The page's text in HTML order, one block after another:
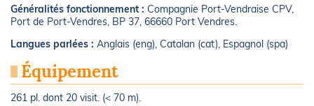
Généralités fonctionnement : Compagnie Port-Vendraise CPV,
Port de Port-Vendres, BP 37, 66660 Port Vendres.
Langues parlées : Anglais (eng), Catalan (cat), Espagnol (spa)
Équipement
261 pl. dont 20 visit. (< 70 m).